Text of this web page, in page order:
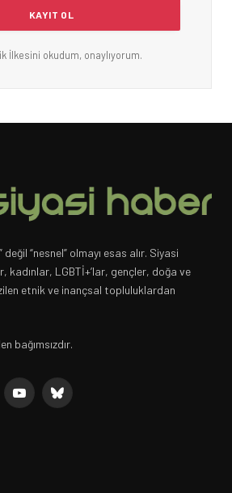
İlkesini okudum, onaylıyorum.
“nesnel” olmayı esas alır. Siyasi
kadınlar, LGBTİ+’lar, gençler, doğa ve
etnik ve inançsal topluluklardan
bağımsızdır.
YouTubeBluesky